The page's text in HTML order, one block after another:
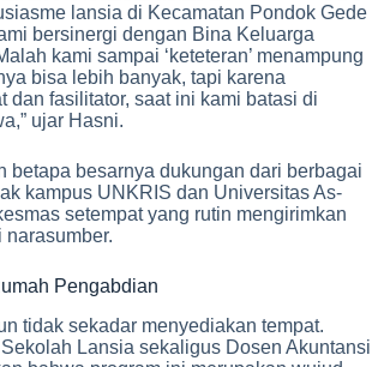
lansia di Kecamatan Pondok Gede
bersinergi dengan Bina Keluarga
kami sampai ‘keteteran’ menampung
bisa lebih banyak, tapi karena
dan fasilitator, saat ini kami batasi di
ujar Hasni.
betapa besarnya dukungan dari berbagai
kampus UNKRIS dan Universitas As-
setempat yang rutin mengirimkan
Pengabdian
tidak sekadar menyediakan tempat.
Lansia sekaligus Dosen Akuntansi